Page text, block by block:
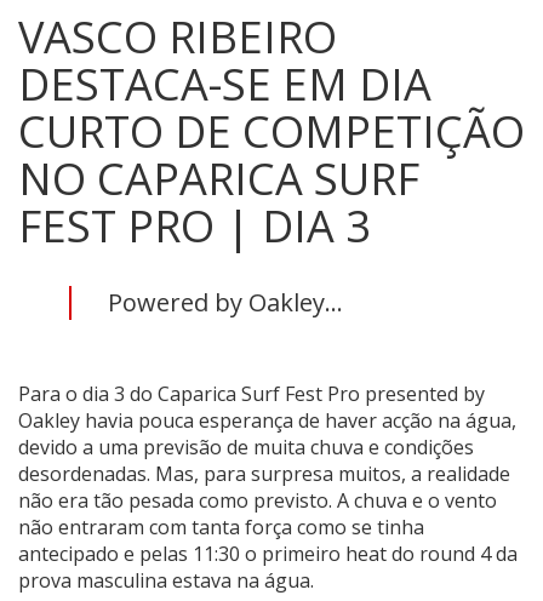
VASCO RIBEIRO
DESTACA-SE EM DIA
CURTO DE COMPETIÇÃO
NO CAPARICA SURF
FEST PRO | DIA 3
Powered by Oakley...
Para o dia 3 do Caparica Surf Fest Pro presented by
Oakley havia pouca esperança de haver acção na água,
devido a uma previsão de muita chuva e condições
desordenadas. Mas, para surpresa muitos, a realidade
não era tão pesada como previsto. A chuva e o vento
não entraram com tanta força como se tinha
antecipado e pelas 11:30 o primeiro heat do round 4 da
prova masculina estava na água.